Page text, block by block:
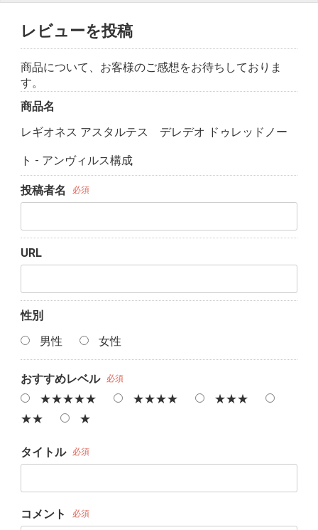
レビューを投稿
商品について、お客様のご感想をお待ちしておりま
す。
商品名
レギオネス アスタルテス デレデオ ドゥレッドノー
ト - アンヴィルス構成
投稿者名 必須
URL
性別
男性
女性
おすすめレベル 必須
★★★★★ ★★★★
★★★
★★
★
タイトル 必須
コメント 必須